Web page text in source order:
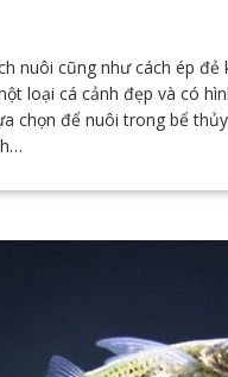
nuôi cũng như cách ép
loại cá cảnh đẹp và có
chọn để nuôi trong bể